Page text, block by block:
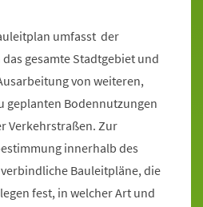
umfasst der
gesamte Stadtgebiet und
von weiteren,
geplanten Bodennutzungen
Verkehrstraßen. Zur
innerhalb des
Bauleitpläne, die
fest, in welcher Art und